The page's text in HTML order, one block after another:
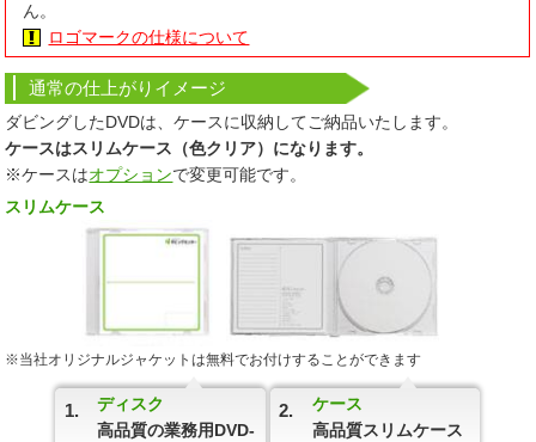
ん。
ロゴマークの仕様について
通常の仕上がり イメージ
ダビングしたDVDは、ケースに収納してご納品いたします。
ケースはスリムケース（色クリア）になります。
※ケースはオプションで変更可能です。
スリムケース
※当社オリジナルジャケットは無料でお付けすることができます
1.
ディスク
高品質の業務用DVD-
2.
ケース
高品質スリムケース